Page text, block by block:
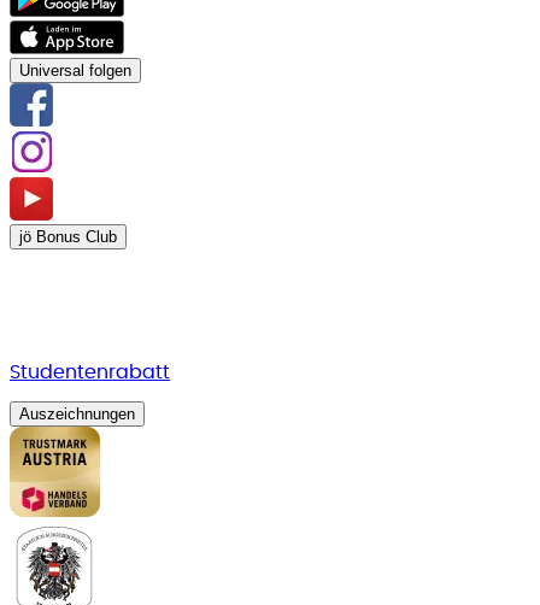
Universal folgen
jö Bonus Club
Studentenrabatt
Auszeichnungen